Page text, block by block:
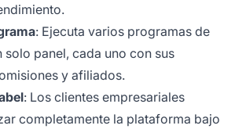
: Ejecuta varios programas de
panel, cada uno con sus
y afiliados.
: Los clientes empresariales
completamente la plataforma bajo